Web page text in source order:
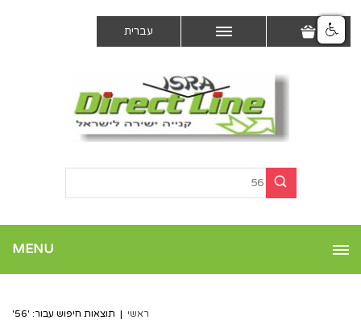
עברית
MENU
ראשי | תוצאות חיפוש עבור: '56'